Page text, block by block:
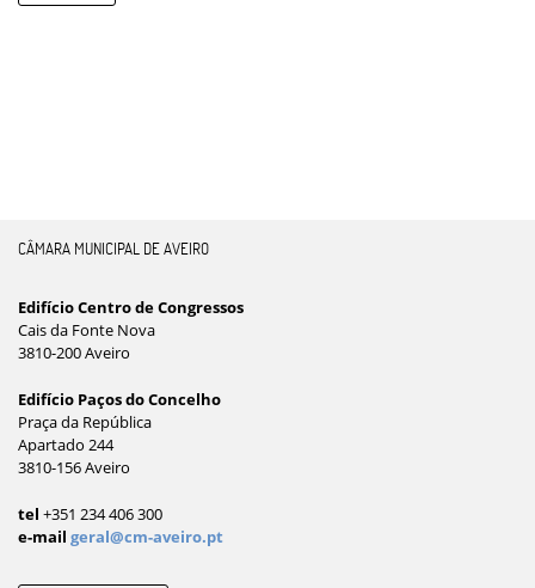
CÂMARA MUNICIPAL DE AVEIRO
Edifício Centro de Congressos
Cais da Fonte Nova
3810-200 Aveiro
Edifício Paços do Concelho
Praça da República
Apartado 244
3810-156 Aveiro
tel +351 234 406 300
e-mail geral@cm-aveiro.pt